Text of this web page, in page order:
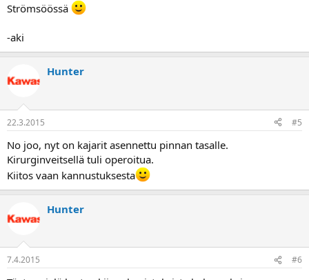
Strömsöössä
-aki
Hunter
22.3.2015 #5
No joo, nyt on kajarit asennettu pinnan tasalle.
Kirurginveitsellä tuli operoitua.
Kiitos vaan kannustuksesta
Hunter
7.4.2015 #6